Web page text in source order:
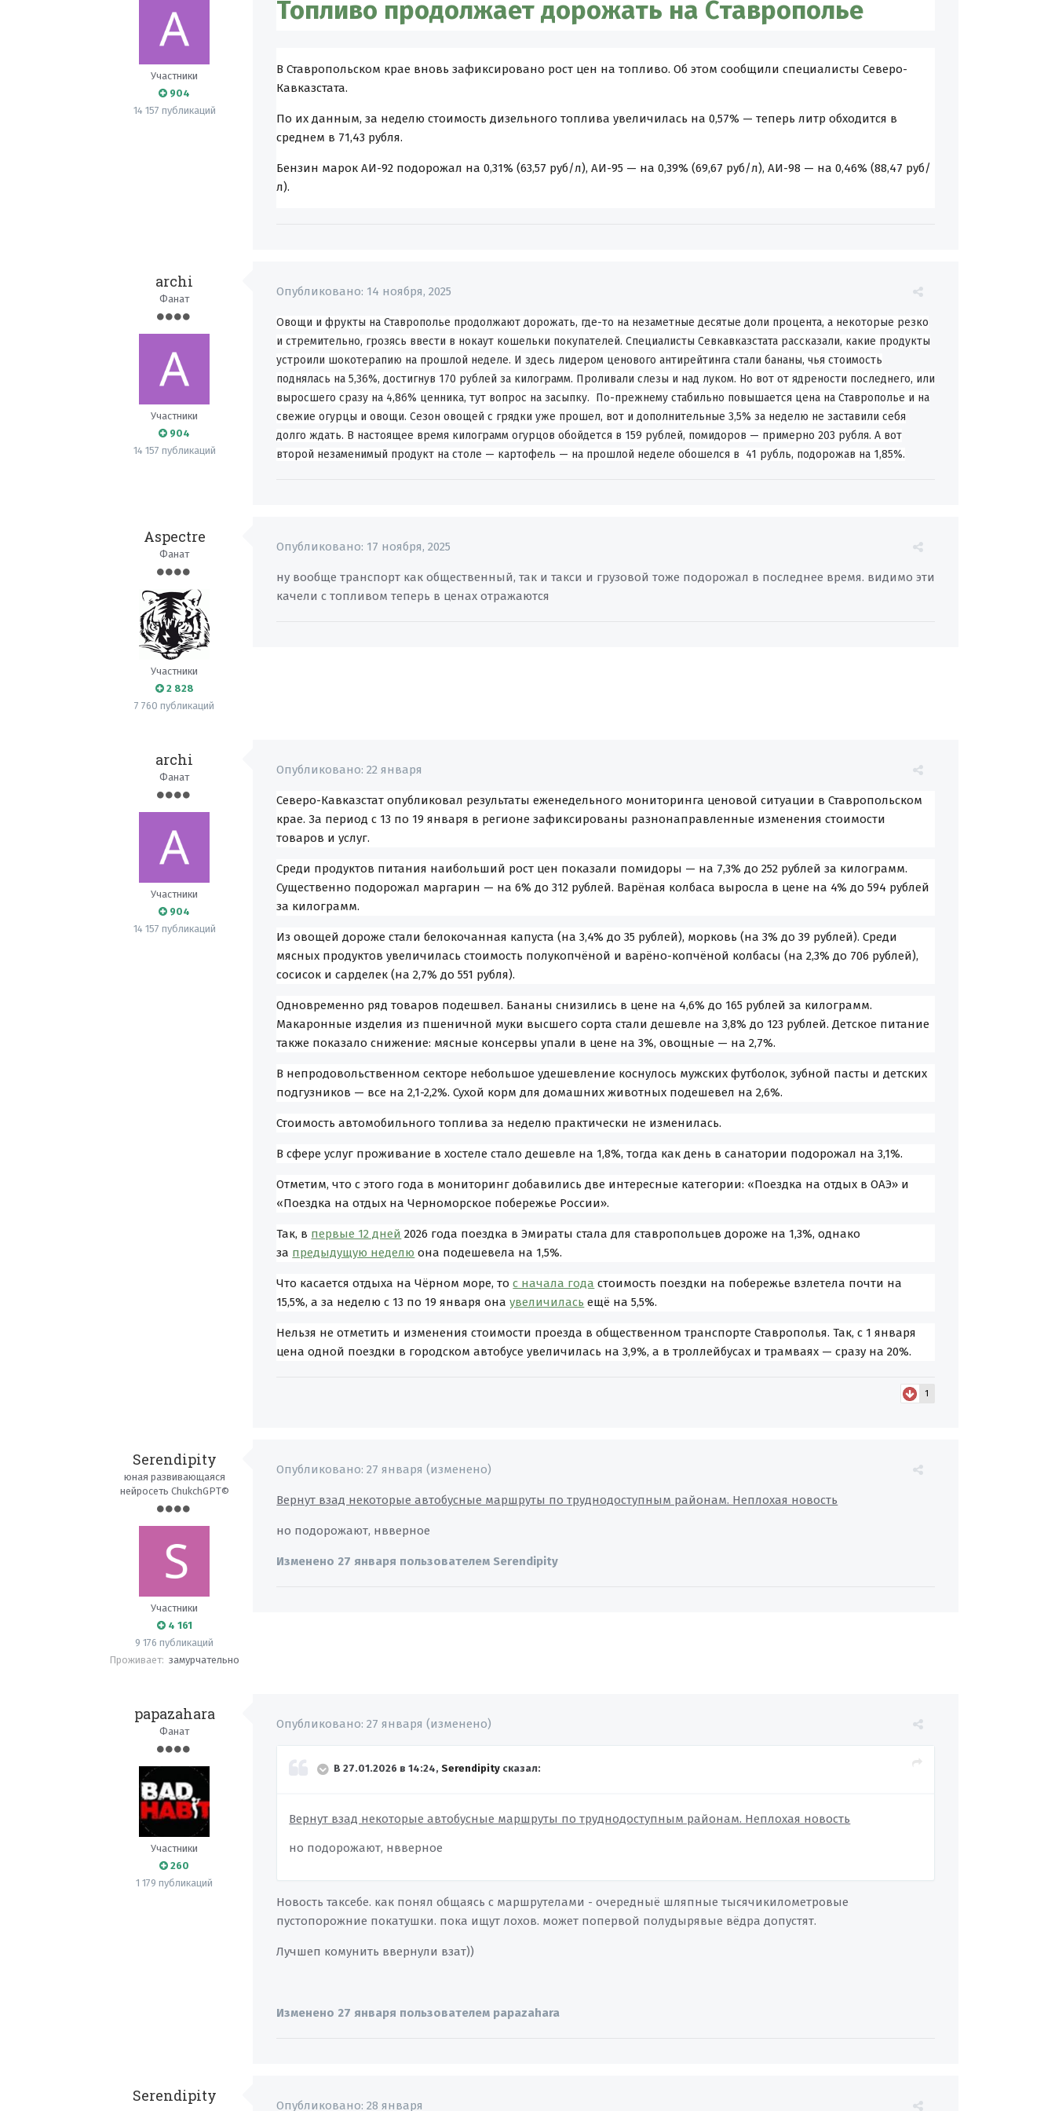
Участники
904
14 157 публикаций
Топливо продолжает дорожать на Ставрополье
В Ставропольском крае вновь зафиксировано рост цен на топливо. Об этом сообщили специалисты Северо-
Кавказстата.
По их данным, за неделю стоимость дизельного топлива увеличилась на 0,57% — теперь литр обходится в
среднем в 71,43 рубля.
Бензин марок АИ-92 подорожал на 0,31% (63,57 руб/л), АИ-95 — на 0,39% (69,67 руб/л), АИ-98 — на 0,46% (88,47 руб/
л).
archi
Фанат
Участники
904
14 157 публикаций
Опубликовано: 14 ноября, 2025
Овощи и фрукты на Ставрополье продолжают дорожать, где-то на незаметные десятые доли процента, а некоторые резко
и стремительно, грозясь ввести в нокаут кошельки покупателей. Специалисты Севкавказстата рассказали, какие продукты
устроили шокотерапию на прошлой неделе. И здесь лидером ценового антирейтинга стали бананы, чья стоимость
поднялась на 5,36%, достигнув 170 рублей за килограмм. Проливали слезы и над луком. Но вот от ядрености последнего, или
выросшего сразу на 4,86% ценника, тут вопрос на засыпку. По-прежнему стабильно повышается цена на Ставрополье и на
свежие огурцы и овощи. Сезон овощей с грядки уже прошел, вот и дополнительные 3,5% за неделю не заставили себя
долго ждать. В настоящее время килограмм огурцов обойдется в 159 рублей, помидоров — примерно 203 рубля. А вот
второй незаменимый продукт на столе — картофель — на прошлой неделе обошелся в 41 рубль, подорожав на 1,85%.
Aspectre
Фанат
Участники
2 828
7 760 публикаций
Опубликовано: 17 ноября, 2025
ну вообще транспорт как общественный, так и такси и грузовой тоже подорожал в последнее время. видимо эти
качели с топливом теперь в ценах отражаются
archi
Фанат
Участники
904
14 157 публикаций
Опубликовано:22 января
Северо-Кавказстат опубликовал результаты еженедельного мониторинга ценовой ситуации в Ставропольском
крае. За период с 13 по 19 января в регионе зафиксированы разнонаправленные изменения стоимости
товаров и услуг.
Среди продуктов питания наибольший рост цен показали помидоры — на 7,3% до 252 рублей за килограмм.
Существенно подорожал маргарин — на 6% до 312 рублей. Варёная колбаса выросла в цене на 4% до 594 рублей
за килограмм.
Из овощей дороже стали белокочанная капуста (на 3,4% до 35 рублей), морковь (на 3% до 39 рублей). Среди
мясных продуктов увеличилась стоимость полукопчёной и варёно-копчёной колбасы (на 2,3% до 706 рублей),
сосисок и сарделек (на 2,7% до 551 рубля).
Одновременно ряд товаров подешвел. Бананы снизились в цене на 4,6% до 165 рублей за килограмм.
Макаронные изделия из пшеничной муки высшего сорта стали дешевле на 3,8% до 123 рублей. Детское питание
также показало снижение: мясные консервы упали в цене на 3%, овощные — на 2,7%.
В непродовольственном секторе небольшое удешевление коснулось мужских футболок, зубной пасты и детских
подгузников — все на 2,1-2,2%. Сухой корм для домашних животных подешевел на 2,6%.
Стоимость автомобильного топлива за неделю практически не изменилась.
В сфере услуг проживание в хостеле стало дешевле на 1,8%, тогда как день в санатории подорожал на 3,1%.
Отметим, что с этого года в мониторинг добавились две интересные категории: «Поездка на отдых в ОАЭ» и
«Поездка на отдых на Черноморское побережье России».
Так, в первые 12 дней 2026 года поездка в Эмираты стала для ставропольцев дороже на 1,3%, однако
за предыдущую неделю она подешевела на 1,5%.
Что касается отдыха на Чёрном море, то с начала года стоимость поездки на побережье взлетела почти на
15,5%, а за неделю с 13 по 19 января она увеличилась ещё на 5,5%.
Нельзя не отметить и изменения стоимости проезда в общественном транспорте Ставрополья. Так, с 1 января
цена одной поездки в городском автобусе увеличилась на 3,9%, а в троллейбусах и трамваях — сразу на 20%.
1
Serendipity
юная развивающаяся
нейросеть ChukchGPT©
Участники
4 161
9 176 публикаций
Проживает: замурчательно
Опубликовано:27 января (изменено)
Вернут взад некоторые автобусные маршруты по труднодоступным районам. Неплохая новость
но подорожают, нвверное
Изменено 27 января пользователем Serendipity
papazahara
Фанат
Участники
260
1 179 публикаций
Опубликовано:27 января (изменено)
В 27.01.2026 в 14:24,Serendipity сказал:
Вернут взад некоторые автобусные маршруты по труднодоступным районам. Неплохая новость
но подорожают, нвверное
Новость таксебе. как понял общаясь с маршрутелами - очередныё шляпные тысячикилометровые
пустопорожние покатушки. пока ищут лохов. может попервой полудырявые вёдра допустят.
Лучшеп комунить ввернули взат))
Изменено 27 января пользователем papazahara
Serendipity
Опубликовано:28 января